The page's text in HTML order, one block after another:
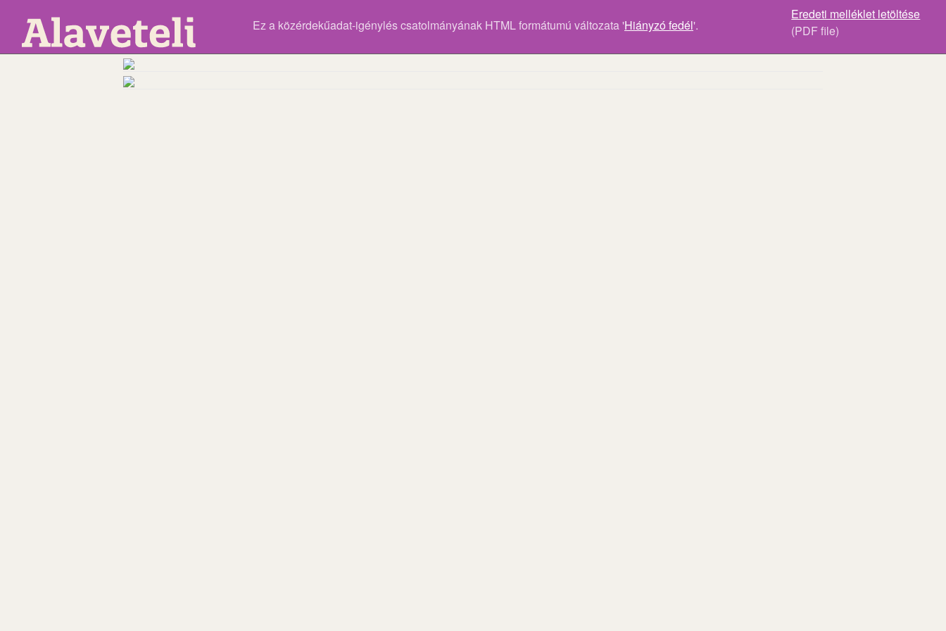
Eredeti melléklet letöltése
(PDF file)
Ez a közérdekűadat-igénylés csatolmányának HTML formátumú változata 'Hiányzó fedél'.